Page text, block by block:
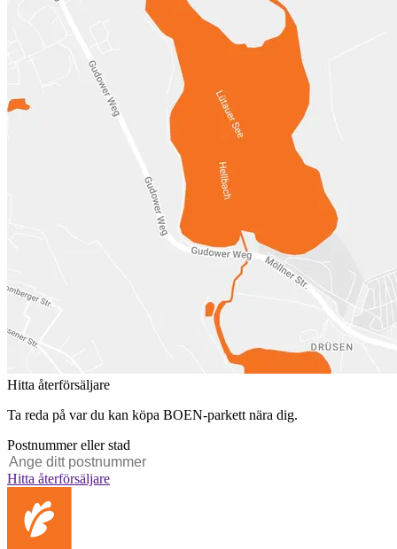
Hitta återförsäljare
Ta reda på var du kan köpa BOEN-parkett nära dig.
Postnummer eller stad
Hitta återförsäljare